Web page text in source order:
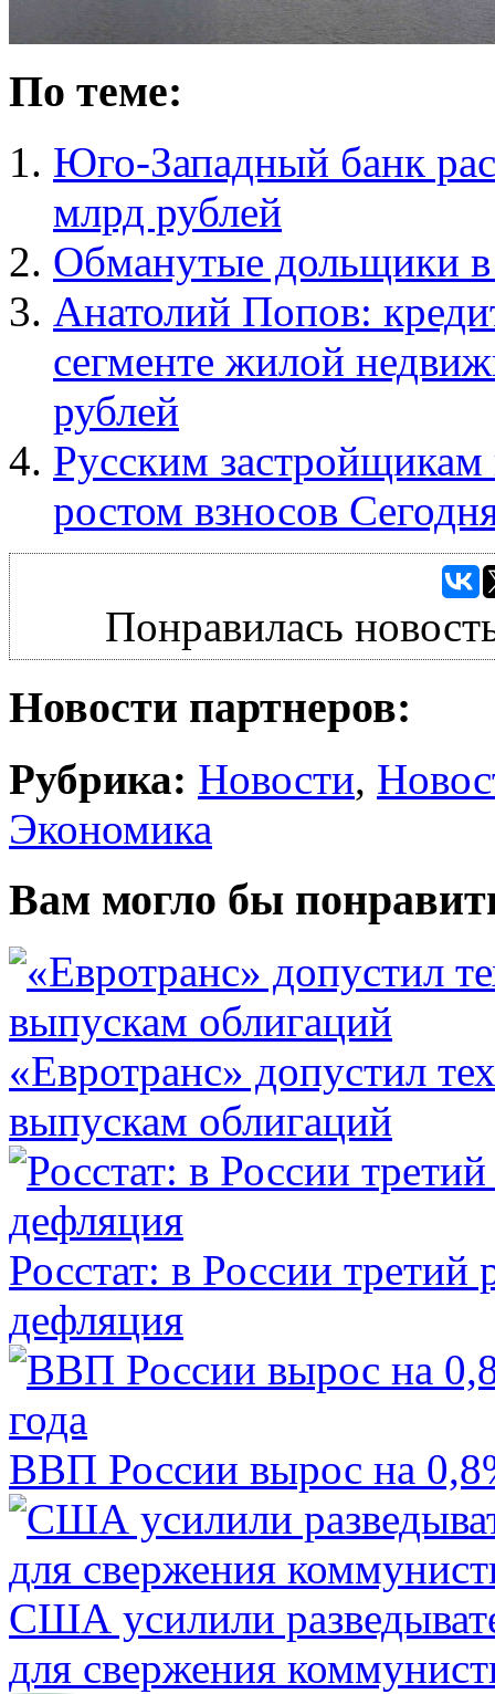
По теме:
Юго-Западный банк
млрд рублей
Обманутые дольщики
Анатолий Попов:
сегменте жилой
рублей
Русским
ростом взносов
Понравилась
Новости партнеров:
Рубрика: Новости,
Экономика
Вам могло бы
«Евротранс» допустил
выпускам облигаций
Росстат: в России третий
дефляция
ВВП России вырос на
США усилили
для свержения